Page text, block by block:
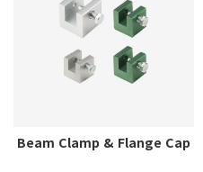
Beam Clamp & Flange Cap